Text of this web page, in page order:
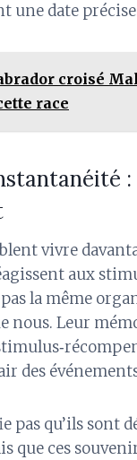
une date
croisé
race
:
vivre
aux
la même
nous. Leur
des
pas qu’ils sont
que ces